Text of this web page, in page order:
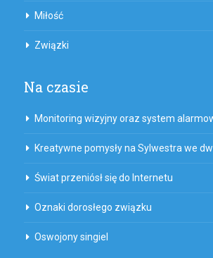
Miłość
Związki
Na czasie
Monitoring wizyjny oraz system
Kreatywne pomysły na Sylwestra we
Świat przeniósł się do Internetu
Oznaki dorosłego związku
Oswojony singiel